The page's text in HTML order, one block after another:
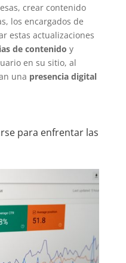
crear contenido
los encargados de
estas actualizaciones
de contenido y
en su sitio, al
una presencia digital
para enfrentar las